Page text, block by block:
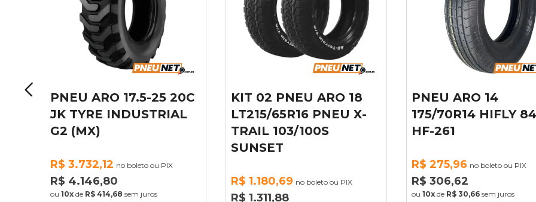
KIT 02 PNEU ARO 18
LT215/65R16 PNEU X-
TRAIL 103/100S
R$ 1.180,69
R$ 1.311,88
PNEU ARO 14
175/70R14 HIFLY 84T
HF-261
R$ 306,62
ou10xdeR$ 30,66
PNEU ARO 14
175/70R14
84T REFLEX RH01
R$ 277,79 no boleto ou
R$ 308,65
ou10x de R$ 30,86sem juros